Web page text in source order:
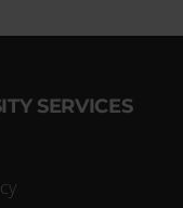
SERVICES